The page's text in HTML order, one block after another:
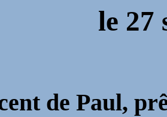
le 27
de Paul,